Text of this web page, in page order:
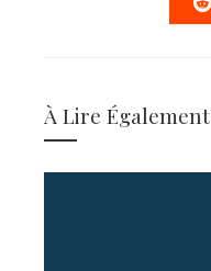
À Lire Également